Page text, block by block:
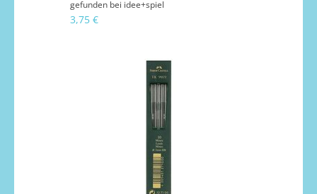
gefunden bei idee+spiel
3,75 €